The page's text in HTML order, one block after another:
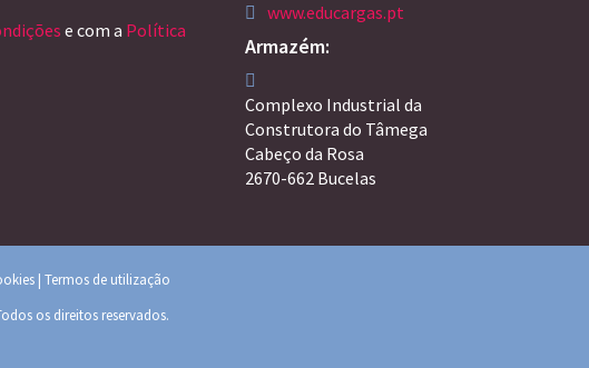
e com a Política
www.educargas.pt
Armazém:
Complexo Industrial da
Construtora do Tâmega
Cabeço da Rosa
2670-662 Bucelas
| Termos de utilização
os direitos reservados.